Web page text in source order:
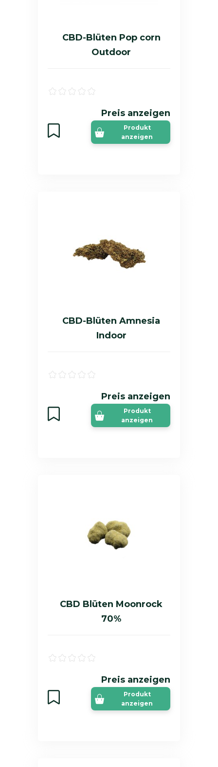
CBD-Blüten Pop corn
Outdoor
Preis anzeigen
Produkt
anzeigen
CBD-Blüten Amnesia
Indoor
Preis anzeigen
Produkt
anzeigen
CBD Blüten Moonrock
70%
Preis anzeigen
Produkt
anzeigen